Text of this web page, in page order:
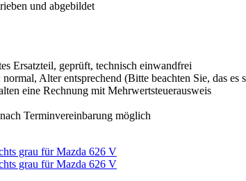
und abgebildet
Ersatzteil, geprüft, technisch einwandfrei
Alter entsprechend (Bitte beachten Sie, das
eine Rechnung mit Mehrwertsteuerausweis
Terminvereinbarung möglich